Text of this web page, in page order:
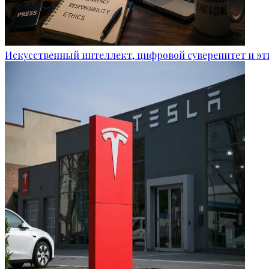
Искусственный интеллект, цифровой суверенитет и